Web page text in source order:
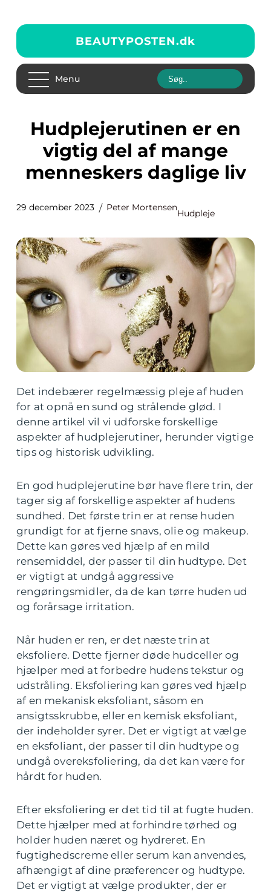
BEAUTYPOSTEN.dk
Menu
Hudplejerutinen er en
vigtig del af mange
menneskers daglige liv
29 december 2023 Peter Mortensen
Hudpleje
Det indebærer regelmæssig pleje af huden
for at opnå en sund og strålende glød. I
denne artikel vil vi udforske forskellige
aspekter af hudplejerutiner, herunder vigtige
tips og historisk udvikling.
En god hudplejerutine bør have flere trin, der
tager sig af forskellige aspekter af hudens
sundhed. Det første trin er at rense huden
grundigt for at fjerne snavs, olie og makeup.
Dette kan gøres ved hjælp af en mild
rensemiddel, der passer til din hudtype. Det
er vigtigt at undgå aggressive
rengøringsmidler, da de kan tørre huden ud
og forårsage irritation.
Når huden er ren, er det næste trin at
eksfoliere. Dette fjerner døde hudceller og
hjælper med at forbedre hudens tekstur og
udstråling. Eksfoliering kan gøres ved hjælp
af en mekanisk eksfoliant, såsom en
ansigtsskrubbe, eller en kemisk eksfoliant,
der indeholder syrer. Det er vigtigt at vælge
en eksfoliant, der passer til din hudtype og
undgå overeksfoliering, da det kan være for
hårdt for huden.
Efter eksfoliering er det tid til at fugte huden.
Dette hjælper med at forhindre tørhed og
holder huden næret og hydreret. En
fugtighedscreme eller serum kan anvendes,
afhængigt af dine præferencer og hudtype.
Det er vigtigt at vælge produkter, der er